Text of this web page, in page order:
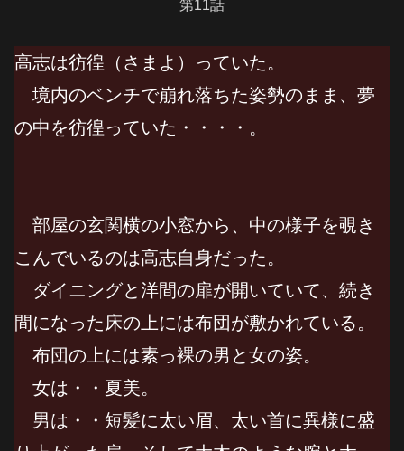
第11話
高志は彷徨（さまよ）っていた。
境内のベンチで崩れ落ちた姿勢のまま、夢
の中を彷徨っていた・・・・。
部屋の玄関横の小窓から、中の様子を覗き
こんでいるのは高志自身だった。
ダイニングと洋間の扉が開いていて、続き
間になった床の上には布団が敷かれている。
布団の上には素っ裸の男と女の姿。
女は・・夏美。
男は・・短髪に太い眉、太い首に異様に盛